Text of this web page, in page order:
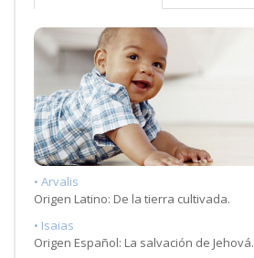
• Arvalis
Origen Latino: De la tierra cultivada.
• Isaias
Origen Español: La salvación de Jehová.